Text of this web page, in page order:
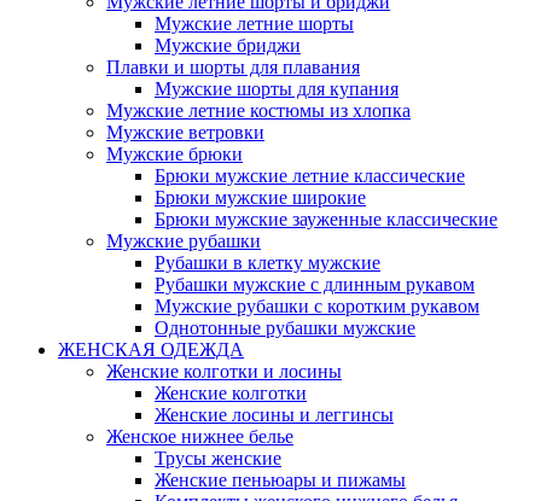
Мужские летние шорты
Мужские бриджи
Плавки и шорты для плавания
Мужские шорты для купания
Мужские летние костюмы из хлопка
Мужские ветровки
Мужские брюки
Брюки мужские летние классические
Брюки мужские широкие
Брюки мужские зауженные классические
Мужские рубашки
Рубашки в клетку мужские
Рубашки мужские с длинным рукавом
Мужские рубашки с коротким рукавом
Однотонные рубашки мужские
ЖЕНСКАЯ ОДЕЖДА
Женские колготки и лосины
Женские колготки
Женские лосины и леггинсы
Женское нижнее белье
Трусы женские
Женские пеньюары и пижамы